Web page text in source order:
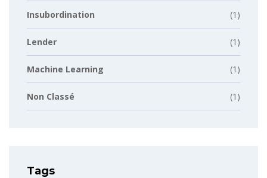
Insubordination (1)
Lender (1)
Machine Learning (1)
Non Classé (1)
Tags